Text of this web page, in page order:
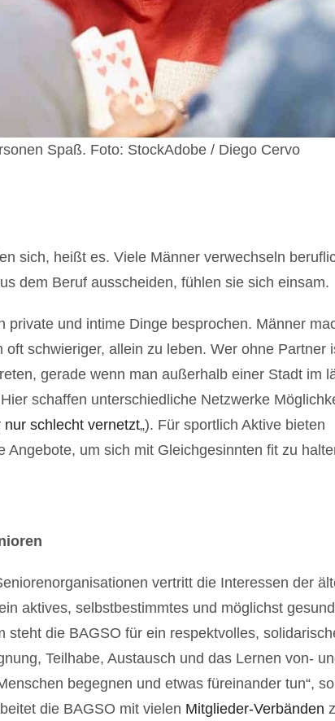
Spaß. Foto: StockAdobe / Diego Cervo
sich, heißt es. Viele Männer verwechseln
dem Beruf ausscheiden, fühlen sie sich einsam.
und intime Dinge besprochen. Männer
schwieriger, allein zu leben. Wer ohne Partner
gerade wenn man außerhalb einer Stadt im
schaffen unterschiedliche Netzwerke
schlecht vernetzt„). Für sportlich Aktive bieten
Angebote, um sich mit Gleichgesinnten fit zu
vertritt die Interessen der
aktives, selbstbestimmtes und möglichst
die BAGSO für ein respektvolles,
Teilhabe, Austausch und das Lernen von-
begegnen und etwas füreinander tun“, so
die BAGSO mit vielen Mitglieder-Verbänden